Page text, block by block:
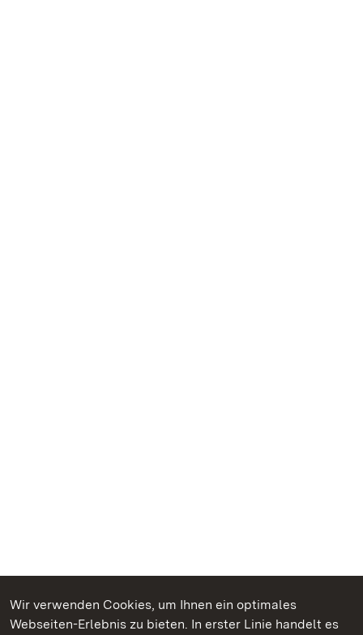
Wir verwenden Cookies, um Ihnen ein optimales
Webseiten-Erlebnis zu bieten. In erster Linie handelt es
Kommen. Staunen. Genießen.